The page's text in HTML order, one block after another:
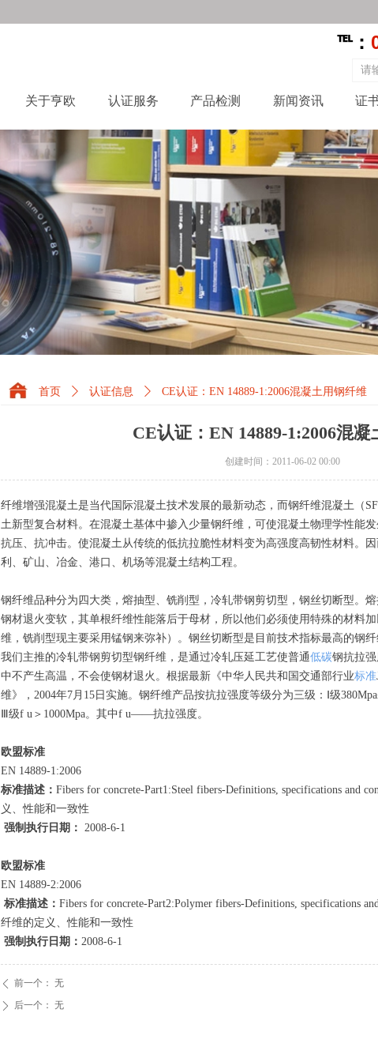
℡：
关于亨欧 认证服务 产品检测 新闻资讯 证
CE认证：EN 14889-1:2006混
纤维增强混凝土是当代国际混凝土技术发展的最新动态，而钢纤维混凝土（
土新型复合材料。在混凝土基体中掺入少量钢纤维，可使混凝土物理学性能
抗压、抗冲击。使混凝土从传统的低抗拉脆性材料变为高强度高韧性材料。
利、矿山、冶金、港口、机场等混凝土结构工程。
钢纤维品种分为四大类，熔抽型、铣削型，冷轧带钢剪切型，钢丝切断型。
钢材退火变软，其单根纤维性能落后于母材，所以他们必须使用特殊的材料
维，铣削型现主要采用锰钢来弥补）。钢丝切断型是目前技术指标最高的钢
我们主推的冷轧带钢剪切型钢纤维，是通过冷轧压延工艺使普通低碳钢抗拉
中不产生高温，不会使钢材退火。根据最新《中华人民共和国交通部行业标准
维》，2004年7月15日实施。钢纤维产品按抗拉强度等级分为三级：Ⅰ级
Ⅲ级f u＞1000Mpa。其中f u——抗拉强度。
欧盟标准
EN 14889-1:2006
标准描述： Fibers for concrete-Part1:Steel fibers-Definitions, specifications
义、性能和一致性
强制执行日期： 2008-6-1
欧盟标准
EN 14889-2:2006
标准描述： Fibers for concrete-Part2:Polymer fibers-Definitions,
纤维的定义、性能和一致性
强制执行日期： 2008-6-1
ꄴ 前一个： 无
ꄲ 后一个： 无
首页 ꄲ 认证信息 ꄲ CE认证：EN 14889-1:2006混凝土用钢纤维
创建时间： 2011-06-02 00:00